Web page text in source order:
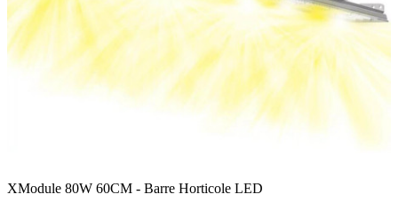
XModule 80W 60CM - Barre Horticole LED